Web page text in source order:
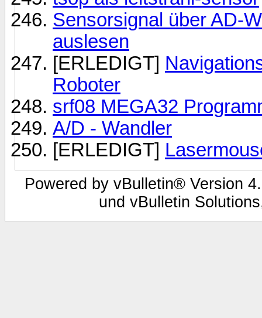
Sensorsignal über AD-
auslesen
[ERLEDIGT]
Roboter
srf08 MEGA32
A/D - Wandler
[ERLEDIGT]
Powered by vBulletin® Version
und vBulletin